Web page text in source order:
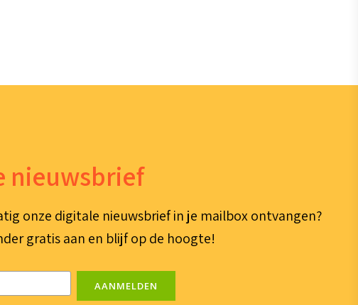
nieuwsbrief
onze digitale nieuwsbrief in je mailbox ontvangen?
gratis aan en blijf op de hoogte!
AANMELDEN